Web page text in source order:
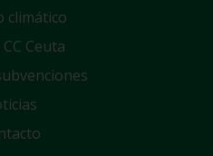
climático
Ceuta